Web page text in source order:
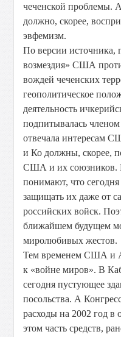
чеченской проблемы.
должно, скорее,
эвфемизм.
По версии источника,
возмездия» США
вождей чеченских
геополитическое
деятельность
подпитывалась
отвечала интересам
и Ко должны, скорее,
США и их союзников.
понимают, что
защищать их даже от
российских войск.
ближайшем будущем
миролюбивых жестов.
Тем временем США и
к «войне миров». В
сегодня пустующее
посольства. А
расходы на 2002 год в
этом часть средств,